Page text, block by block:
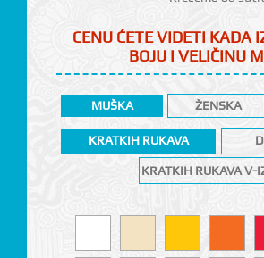
CENU ĆETE VIDETI KADA
BOJU I VELIČINU
MUŠKA ŽENSKA
KRATKIH RUKAVA
KRATKIH RUKAVA V-